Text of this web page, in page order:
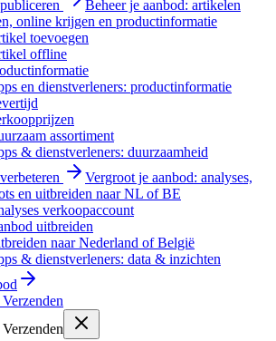
Beheer je aanbod: artikelen
online krijgen en productinformatie
toevoegen
offline
en dienstverleners: productinformatie
assortiment
& dienstverleners: duurzaamheid
Vergroot je aanbod: analyses,
en uitbreiden naar NL of BE
verkoopaccount
uitbreiden
naar Nederland of België
& dienstverleners: data & inzichten